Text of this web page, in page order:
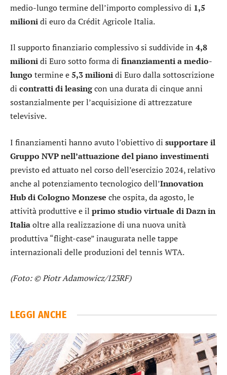
medio-lungo termine dell’importo complessivo di 1,5
milionidi euro da Crédit Agricole Italia.
Il supporto finanziario complessivo si suddivide in 4,8
milionidi Euro sotto forma di finanziamenti a medio-
lungo termine e5,3 milionidi Euro dalla sottoscrizione
di contratti di leasingcon una durata di cinque anni
sostanzialmente per l’acquisizione di attrezzature
televisive.
I finanziamenti hanno avuto l’obiettivo di supportare il
Gruppo NVP nell’attuazione del piano investimenti
previsto ed attuato nel corso dell’esercizio 2024, relativo
anche al potenziamento tecnologico dell’Innovation
Hub di Cologno Monzese che ospita, da agosto, le
attività produttive e il primo studio virtuale di Dazn in
Italiaoltre alla realizzazione di una nuova unità
produttiva “flight-case” inaugurata nelle tappe
internazionali delle produzioni del tennis WTA.
(Foto: © Piotr Adamowicz/123RF)
LEGGI ANCHE